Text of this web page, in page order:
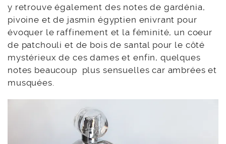
y retrouve également des notes de gardénia,
pivoine et de jasmin égyptien enivrant pour
évoquer le raffinement et la féminité, un coeur
de patchouli et de bois de santal pour le côté
mystérieux de ces dames et enfin, quelques
notes beaucoup plus sensuelles car ambrées et
musquées.